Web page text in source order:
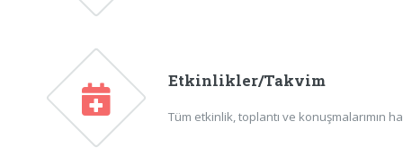
Etkinlikler/Takvim
Tüm etkinlik, toplantı ve konuşmalarımın